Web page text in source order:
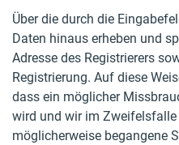
Über die durch die
Daten hinaus erheben und
Adresse des Registrierers
Registrierung. Auf diese
dass ein möglicher
wird und wir im Zweifelsfalle
möglicherweise begangene